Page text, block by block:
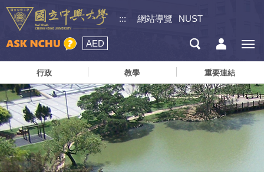
::: 網站導覽 NUST
AED
行政 教學 重要連結